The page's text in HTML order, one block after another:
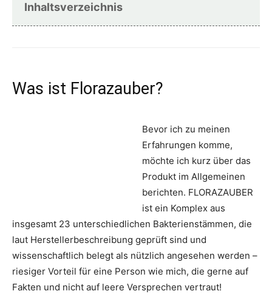
Inhaltsverzeichnis
Was ist Florazauber?
Bevor ich zu meinen
Erfahrungen komme,
möchte ich kurz über das
Produkt im Allgemeinen
berichten. FLORAZAUBER
ist ein Komplex aus
insgesamt 23 unterschiedlichen Bakterienstämmen, die
laut Herstellerbeschreibung geprüft sind und
wissenschaftlich belegt als nützlich angesehen werden –
riesiger Vorteil für eine Person wie mich, die gerne auf
Fakten und nicht auf leere Versprechen vertraut!